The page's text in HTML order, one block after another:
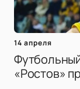
14 апреля
«Ростов»